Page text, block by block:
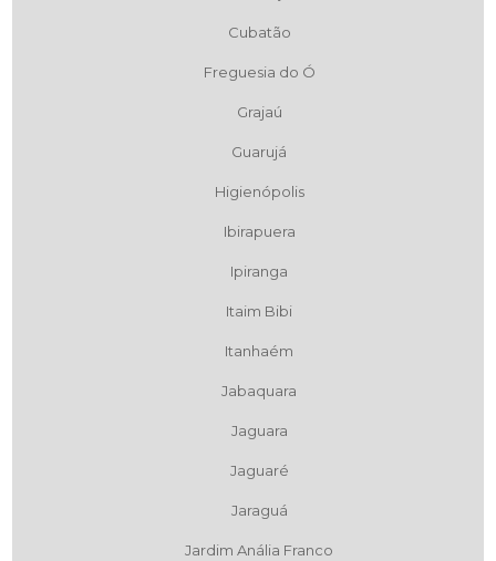
Cubatão
Freguesia do Ó
Grajaú
Guarujá
Higienópolis
Ibirapuera
Ipiranga
Itaim Bibi
Itanhaém
Jabaquara
Jaguara
Jaguaré
Jaraguá
Jardim Anália Franco